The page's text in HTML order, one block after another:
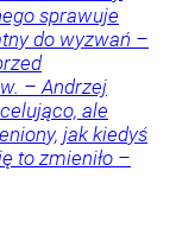
sprawuje
do wyzwań –
– Andrzej
ale
jak kiedyś
to zmieniło –